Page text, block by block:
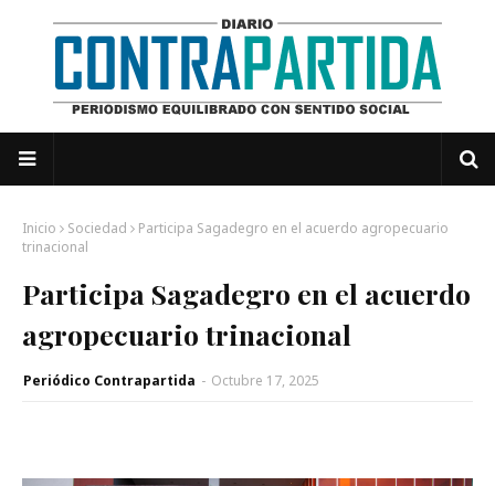
Inicio Sociedad
Participa Sagadegro en el acuerdo agropecuario
trinacional
Participa Sagadegro en el acuerdo
agropecuario trinacional
Periódico Contrapartida - Octubre 17, 2025